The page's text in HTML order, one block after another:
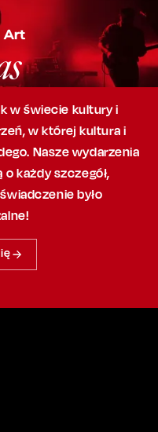
w świecie kultury i
w której kultura i
Nasze wydarzenia
o każdy szczegół,
było